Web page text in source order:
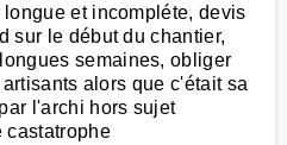
et incompléte, devis
sur le début du chantier,
semaines, obliger
alors que c'était sa
l'archi hors sujet
castatrophe